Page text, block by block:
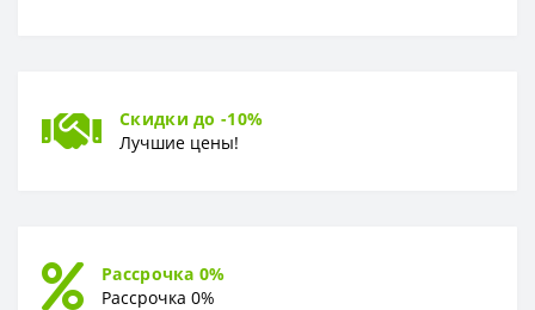
Скидки до -10%
Лучшие цены!
Рассрочка 0%
Рассрочка 0%